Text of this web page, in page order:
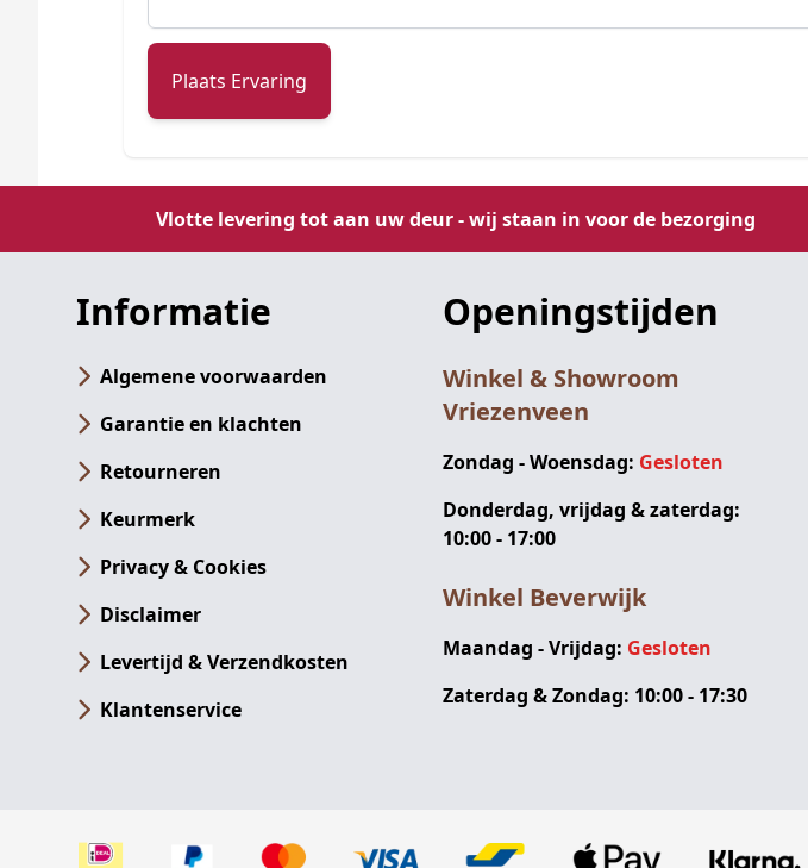
Plaats Ervaring
Vlotte levering tot aan uw deur - wij staan in voor de bezorging
Informatie
Algemene voorwaarden
Garantie en klachten
Retourneren
Keurmerk
Privacy & Cookies
Disclaimer
Levertijd & Verzendkosten
Klantenservice
Openingstijden
Winkel & Showroom
Vriezenveen
Zondag - Woensdag: Gesloten
Donderdag, vrijdag & zaterdag:
10:00 - 17:00
Winkel Beverwijk
Maandag - Vrijdag: Gesloten
Zaterdag & Zondag: 10:00 - 17:30